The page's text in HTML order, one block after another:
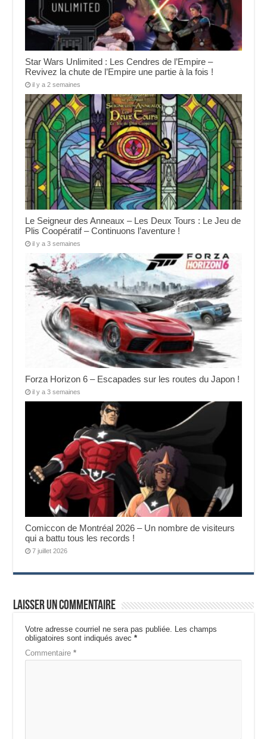
Star Wars Unlimited : Les Cendres de l’Empire –
Revivez la chute de l’Empire une partie à la fois !
il y a 2 semaines
Le Seigneur des Anneaux – Les Deux Tours : Le Jeu de
Plis Coopératif – Continuons l’aventure !
il y a 3 semaines
Forza Horizon 6 – Escapades sur les routes du Japon !
il y a 3 semaines
Comiccon de Montréal 2026 – Un nombre de visiteurs
qui a battu tous les records !
7 juillet 2026
Laisser un commentaire
Votre adresse courriel ne sera pas publiée.
Les champs
obligatoires sont indiqués avec*
Commentaire*